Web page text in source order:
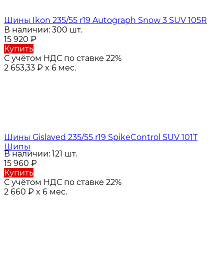
Шины Ikon 235/55 r19 Autograph Snow 3 SUV 105R
В наличии: 300 шт.
15 920 ₽
Купить
С учётом НДС по ставке 22%
2 653,33 ₽ x 6 мес.
Шины Gislaved 235/55 r19 SpikeControl SUV 101T
Шипы
В наличии: 121 шт.
15 960 ₽
Купить
С учётом НДС по ставке 22%
2 660 ₽ x 6 мес.